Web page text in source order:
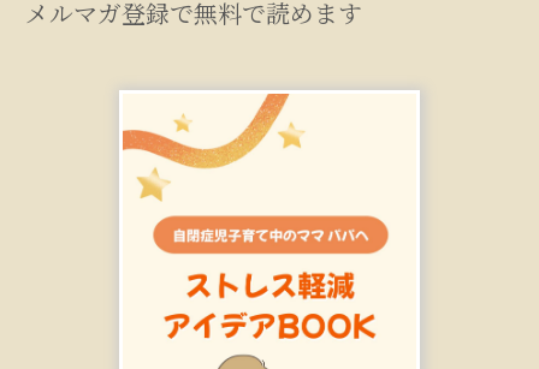
メルマガ登録で無料で読めます